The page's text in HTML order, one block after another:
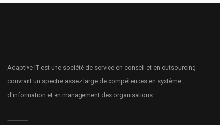
Adaptive IT est une société de service en conseil et en outsourcing
couvrant un spectre assez large de compétences en système
d'information et en management des organisations.